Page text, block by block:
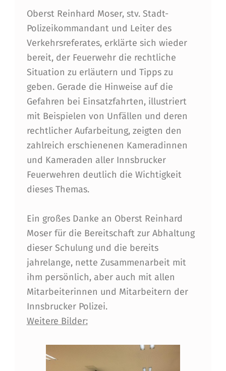
H
U
L
U
N
G
Z
U
M
T
H
E
M
A
"
E
I
N
Oberst Reinhard Moser, stv. Stadt-
Polizeikommandant und Leiter des
Verkehrsreferates, erklärte sich wieder
bereit, der Feuerwehr die rechtliche
Situation zu erläutern und Tipps zu
geben. Gerade die Hinweise auf die
Gefahren bei Einsatzfahrten, illustriert
mit Beispielen von Unfällen und deren
rechtlicher Aufarbeitung, zeigten den
zahlreich erschienenen Kameradinnen
und Kameraden aller Innsbrucker
Feuerwehren deutlich die Wichtigkeit
dieses Themas.
Ein großes Danke an Oberst Reinhard
Moser für die Bereitschaft zur Abhaltung
dieser Schulung und die bereits
jahrelange, nette Zusammenarbeit mit
ihm persönlich, aber auch mit allen
Mitarbeiterinnen und Mitarbeitern der
Innsbrucker Polizei.
Weitere Bilder: